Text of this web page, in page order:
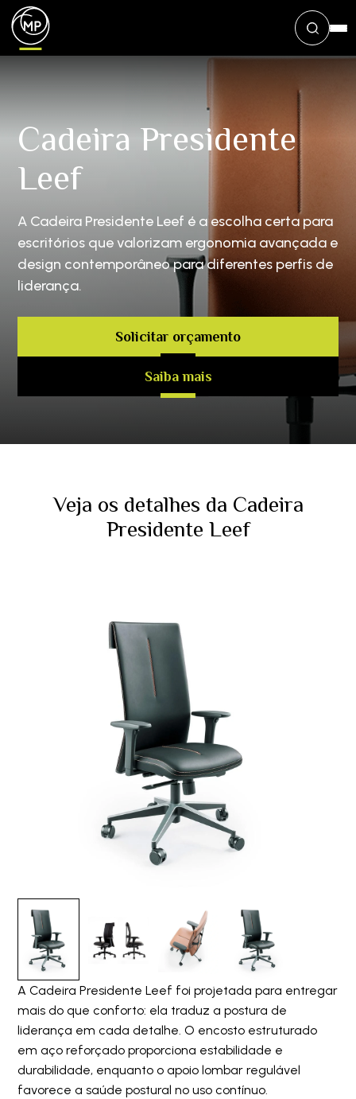
Cadeira Presidente
Leef
A Cadeira Presidente Leef é a escolha certa para
escritórios que valorizam ergonomia avançada e
design contemporâneo para diferentes perfis de
liderança.
Solicitar orçamento
Saiba mais
Veja os detalhes da Cadeira
Presidente Leef
A Cadeira Presidente Leef foi projetada para entregar
mais do que conforto: ela traduz a postura de
liderança em cada detalhe. O encosto estruturado
em aço reforçado proporciona estabilidade e
durabilidade, enquanto o apoio lombar regulável
favorece a saúde postural no uso contínuo.